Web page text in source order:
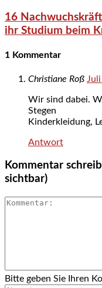
16
ihr Studium beim
1 Kommentar
Christiane Roß
Wir sind dabei.
Stegen
Kinderkleidung,
Antwort
Kommentar
sichtbar)
Bitte geben Sie Ihren